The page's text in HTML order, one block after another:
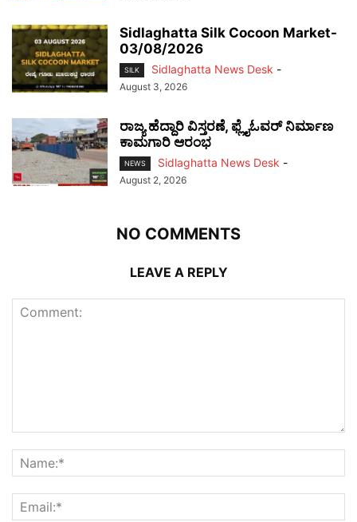
Sidlaghatta Silk Cocoon Market-
03/08/2026
SILK Sidlaghatta News Desk -
August 3, 2026
ರಾಜ್ಯ ಹೆದ್ದಾರಿ ವಿಸ್ತರಣೆ, ಫ್ಲೈಓವರ್ ನಿರ್ಮಾಣ
ಕಾಮಗಾರಿ ಆರಂಭ
NEWS Sidlaghatta News Desk -
August 2, 2026
NO COMMENTS
LEAVE A REPLY